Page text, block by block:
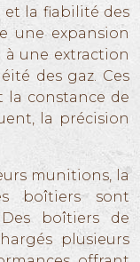
la fiabilité des
une expansion
une extraction
des gaz. Ces
la constance de
la précision
munitions, la
boîtiers sont
boîtiers de
plusieurs